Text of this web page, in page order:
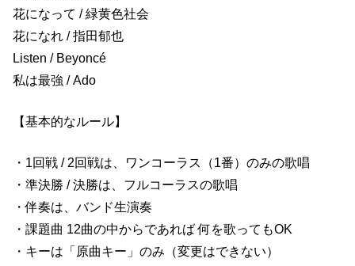
花になって / 緑黄色社会
花になれ / 指田郁也
Listen / Beyoncé
私は最強 / Ado
【基本的なルール】
・1回戦 / 2回戦は、ワンコーラス（1番）のみの歌唱
・準決勝 / 決勝は、フルコーラスの歌唱
・伴奏は、バンド生演奏
・課題曲 12曲の中からであれば 何を歌ってもOK
・キーは「原曲キー」のみ（変更はできない）